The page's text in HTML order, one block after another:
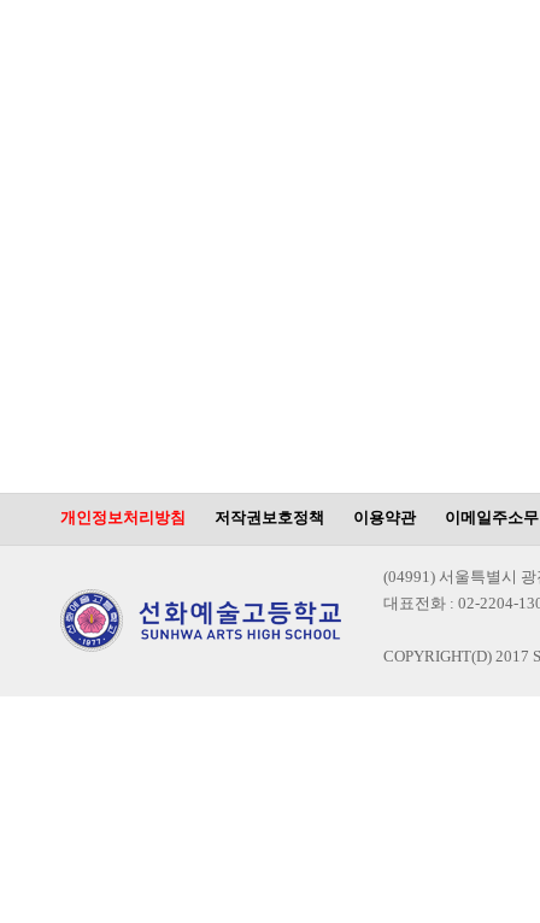
개인정보처리방침 저작권보호정책 이용약관 이메일주소
(04991) 서울특별시
대표전화 : 02-2204-
COPYRIGHT(D) 2017